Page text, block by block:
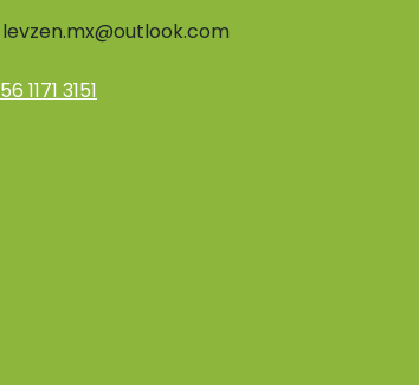
levzen.mx@outlook.com
56 1171 3151